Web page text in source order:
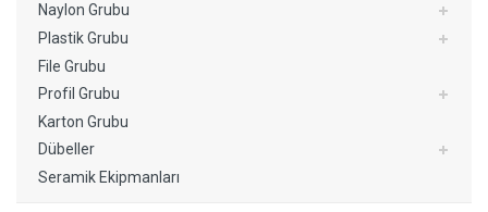
Naylon Grubu
Plastik Grubu
File Grubu
Profil Grubu
Karton Grubu
Dübeller
Seramik Ekipmanları